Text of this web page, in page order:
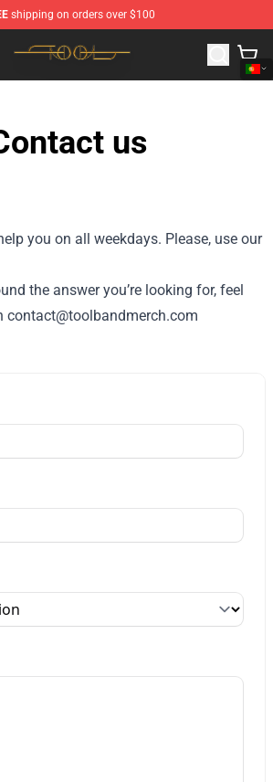
shipping on orders over $100
Tool Merchandise Shop
us
you on all weekdays. Please, use our
the answer you’re looking for, feel
contact@toolbandmerch.com